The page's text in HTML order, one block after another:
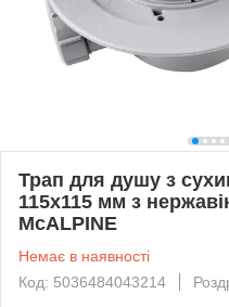
Трап для душу з
115х115 мм з
McALPINE
Немає в наявності
Код: 5036484043214